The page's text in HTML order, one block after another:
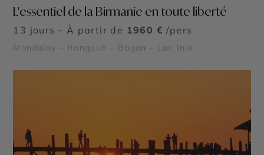
L'essentiel de la Birmanie en toute liberté
13 jours - À partir de 1960 € /pers
Mandalay - Rangoun - Bagan - Lac Inle